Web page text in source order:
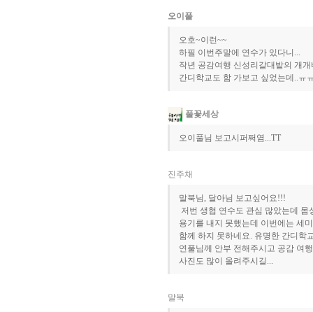
오이풀
오호~이런~~
하필 이번주말에 연수가 있다니...
작년 공감여행 신성리갈대밭의 개
간디학교도 함 가보고 싶었는데..ㅠ
풀꽃세상
오이풀님 보고시퍼쩌염...TT
진주채
말북님, 달아님 보고싶어요!!!
저번 생협 연수도 관심 많았는데 몸
용기를 내지 못했는데 이번에는 세
함께 하지 못하네요. 유명한 간디학
연풀님께 안부 전해주시고 공감 여
사진도 많이 올려주시길...
말북